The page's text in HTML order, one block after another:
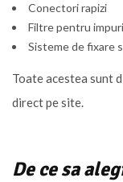
Conectori rapizi
Filtre pentru
Sisteme de fixare
Toate acestea sunt
direct pe site.
De ce sa